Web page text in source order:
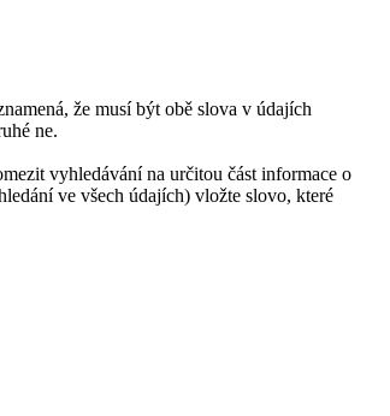
že musí být obě slova v údajích
ne.
vyhledávání na určitou část informace o
ve všech údajích) vložte slovo, které